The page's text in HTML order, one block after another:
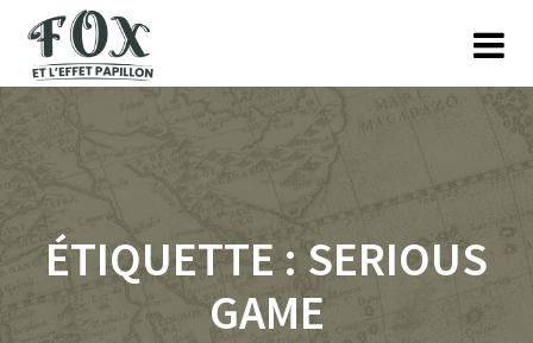
ÉTIQUETTE :SERIOUS
GAME